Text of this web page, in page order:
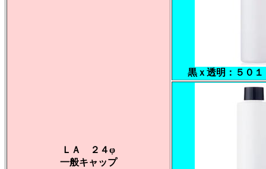
ＬＡ ２４φ
一般キャップ
黒ｘ透明：５０